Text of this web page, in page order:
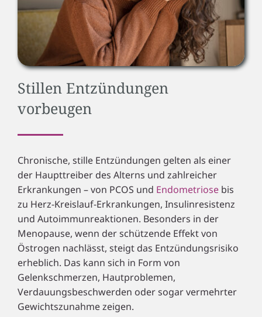
Stillen Entzündungen
vorbeugen
Chronische, stille Entzündungen gelten als einer
der Haupttreiber des Alterns und zahlreicher
Erkrankungen – von PCOS und Endometriosebis
zu Herz-Kreislauf-Erkrankungen, Insulinresistenz
und Autoimmunreaktionen. Besonders in der
Menopause, wenn der schützende Effekt von
Östrogen nachlässt, steigt das Entzündungsrisiko
erheblich. Das kann sich in Form von
Gelenkschmerzen, Hautproblemen,
Verdauungsbeschwerden oder sogar vermehrter
Gewichtszunahme zeigen.